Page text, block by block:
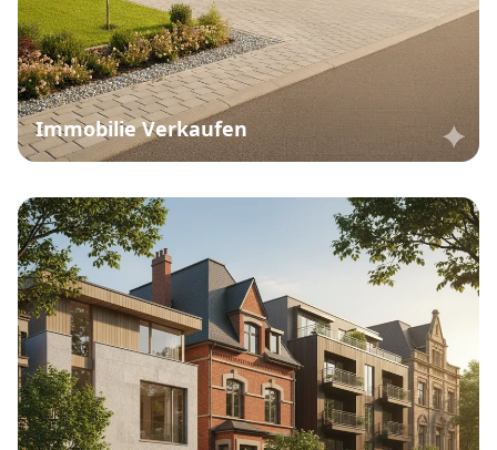
Immobilie Verkaufen